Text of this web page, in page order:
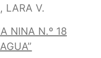
LARA V.
NINA N.º 18